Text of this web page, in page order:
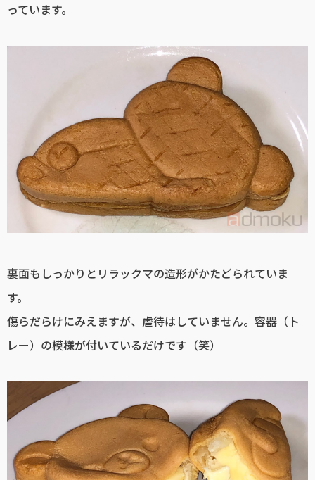
っています。
裏面もしっかりとリラックマの造形がかたどられていま
す。
傷らだらけにみえますが、虐待はしていません。容器（ト
レー）の模様が付いているだけです（笑）